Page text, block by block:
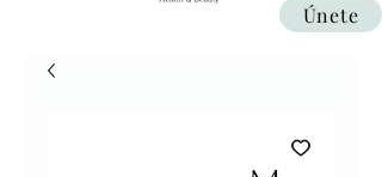
Únete